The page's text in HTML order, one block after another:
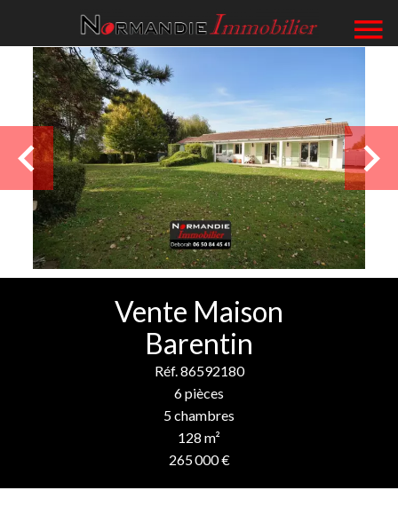
Vente Maison
Barentin
Réf. 86592180
6 pièces
5 chambres
128 m²
265 000 €